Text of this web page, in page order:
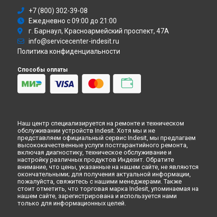
Ремонт стиральной машины XWA 91082 X WWWG Indesit в
Иркутске
Ремонт стиральной машины XWA 91082 X WWWG Indesit в
Самаре
Ремонт стиральной машины XWA 91082 X WWWG Indesit в
Ремонт стиральной машины XWA 91082 X WWWG Indesit в
Красноярске
Ремонт стиральной машины XWA 91082 X WWWG Indesit в
Ремонт стиральной машины XWA 91082 X WWWG Indesit в
Кирове
Ремонт стиральной машины XWA 91082 X WWWG Indesit в
Оренбурге
Ремонт стиральной машины XWA 91082 X WWWG Indesit в
Кемерово
Ремонт стиральной машины XWA 91082 X WWWG Indesit в
Новокузнецке
Ремонт стиральной машины XWA 91082 X WWWG Indesit в
+7 (800) 302-39-08
Ежедневно с 09:00 до 21:00
г. Барнаул, Красноармейский проспект, 47А
info@servicecenter-indesit.ru
Политика конфиденциальности
Способы оплаты
Наш центр специализируется на ремонте и техническом
обслуживании устройств Indesit. Хотя мы и не
представляем официальный сервис Indesit, мы предлагаем
высококачественные услуги постгарантийного ремонта,
включая диагностику, техническое обслуживание и
настройку различных продуктов Индезит. Обратите
внимание, что цены, указанные на нашем сайте, не являются
окончательными; для получения актуальной информации,
пожалуйста, свяжитесь с нашими менеджерами. Также
стоит отметить, что торговая марка Indesit, упоминаемая на
нашем сайте, зарегистрирована и используется нами
только для информационных целей.